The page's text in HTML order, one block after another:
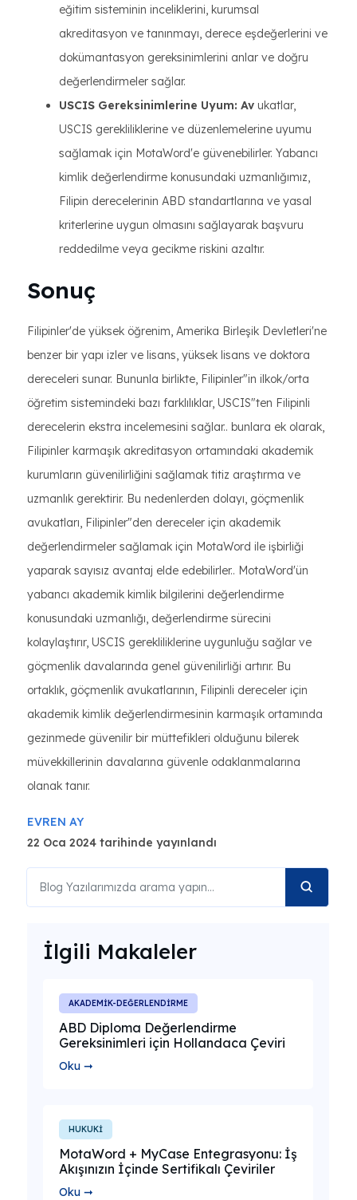
eğitim sisteminin inceliklerini, kurumsal
akreditasyon ve tanınmayı, derece eşdeğerlerini ve
dokümantasyon gereksinimlerini anlar ve doğru
değerlendirmeler sağlar.
USCIS Gereksinimlerine Uyum: Av ukatlar,
USCIS gerekliliklerine ve düzenlemelerine uyumu
sağlamak için MotaWord'e güvenebilirler. Yabancı
kimlik değerlendirme konusundaki uzmanlığımız,
Filipin derecelerinin ABD standartlarına ve yasal
kriterlerine uygun olmasını sağlayarak başvuru
reddedilme veya gecikme riskini azaltır.
Sonuç
Filipinler'de yüksek öğrenim, Amerika Birleşik Devletleri'ne
benzer bir yapı izler ve lisans, yüksek lisans ve doktora
dereceleri sunar. Bununla birlikte, Filipinler"in ilkok/orta
öğretim sistemindeki bazı farklılıklar, USCIS"ten Filipinli
derecelerin ekstra incelemesini sağlar.. bunlara ek olarak,
Filipinler karmaşık akreditasyon ortamındaki akademik
kurumların güvenilirliğini sağlamak titiz araştırma ve
uzmanlık gerektirir. Bu nedenlerden dolayı, göçmenlik
avukatları, Filipinler"den dereceler için akademik
değerlendirmeler sağlamak için MotaWord ile işbirliği
yaparak sayısız avantaj elde edebilirler.. MotaWord'ün
yabancı akademik kimlik bilgilerini değerlendirme
konusundaki uzmanlığı, değerlendirme sürecini
kolaylaştırır, USCIS gerekliliklerine uygunluğu sağlar ve
göçmenlik davalarında genel güvenilirliği artırır. Bu
ortaklık, göçmenlik avukatlarının, Filipinli dereceler için
akademik kimlik değerlendirmesinin karmaşık ortamında
gezinmede güvenilir bir müttefikleri olduğunu bilerek
müvekkillerinin davalarına güvenle odaklanmalarına
olanak tanır.
EVREN AY
22 Oca 2024 tarihinde yayınlandı
İlgili Makaleler
AKADEMİK-DEĞERLENDİRME
ABD Diploma Değerlendirme
Gereksinimleri için Hollandaca Çeviri
Oku ➞
HUKUKİ
MotaWord + MyCase Entegrasyonu: İş
Akışınızın İçinde Sertifikalı Çeviriler
Oku ➞